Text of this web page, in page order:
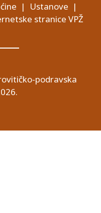
| Ustanove |
stranice VPŽ
podravska